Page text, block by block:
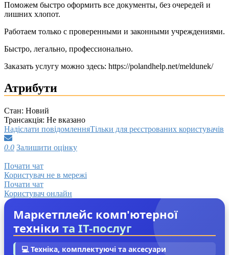
Поможем быстро оформить все документы, без очередей и
лишних хлопот.
Работаем только с проверенными и законными учреждениями.
Быстро, легально, профессионально.
Заказать услугу можно здесь: https://polandhelp.net/meldunek/
Атрибути
Стан: Новий
Трансакція: Не вказано
Надіслати повідомленняТільки для реєстрованих користувачів
0.0 Залишити оцінку
Почати чат
Користувач не в мережі
Почати чат
Користувач онлайн
Маркетплейс комп'ютерної
техніки та IT-послуг
💻 Техніка, комплектуючі та аксесуари